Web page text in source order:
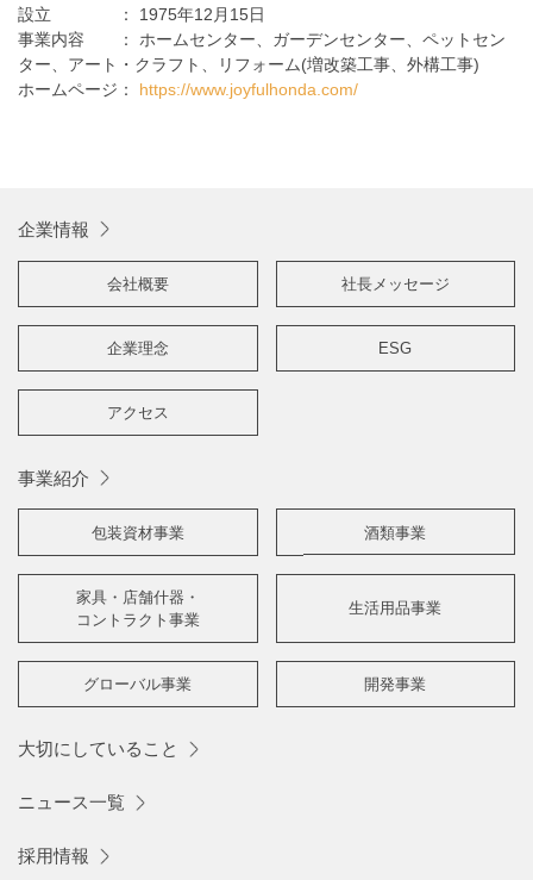
設立 ： 1975年12月15日
事業内容 ： ホームセンター、ガーデンセンター、ペットセン
ター、アート・クラフト、リフォーム(増改築工事、外構工事)
ホームページ：
https://www.joyfulhonda.com/
企業情報
会社概要 社長メッセージ
企業理念 ESG
アクセス
事業紹介
包装資材事業 酒類事業
家具・店舗什器・
コントラクト事業
生活用品事業
グローバル事業 開発事業
大切にしていること
ニュース一覧
採用情報